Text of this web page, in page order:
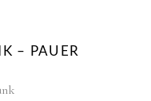
– PAUER